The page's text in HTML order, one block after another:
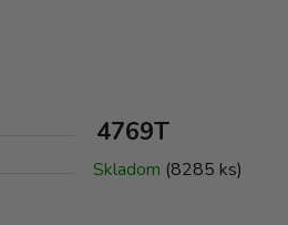
4769T
Skladom (8285 ks)